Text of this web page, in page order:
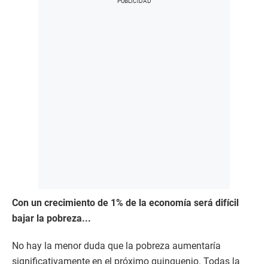
Con un crecimiento de 1% de la economía será difícil
bajar la pobreza...
No hay la menor duda que la pobreza aumentaría
significativamente en el próximo quinquenio. Todas la